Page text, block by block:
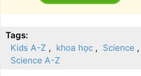
Tags:
Kids A-Z
khoa học
Science
Science A-Z